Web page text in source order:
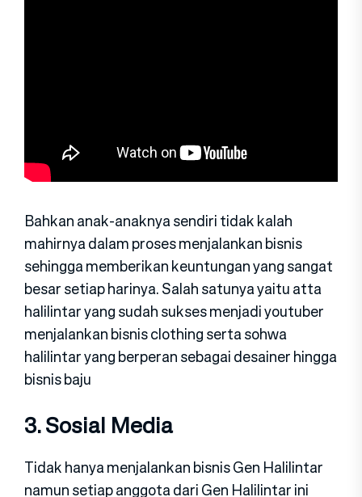
Bahkan anak-anaknya sendiri tidak kalah
mahirnya dalam proses menjalankan bisnis
sehingga memberikan keuntungan yang sangat
besar setiap harinya. Salah satunya yaitu atta
halilintar yang sudah sukses menjadi youtuber
menjalankan bisnis clothing serta sohwa
halilintar yang berperan sebagai desainer hingga
bisnis baju
3. Sosial Media
Tidak hanya menjalankan bisnis Gen Halilintar
namun setiap anggota dari Gen Halilintar ini